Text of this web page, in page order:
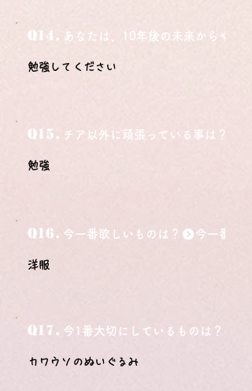
Q14. あなたは、10年後の未来からやっ
勉強してください
Q15. チア以外に頑張っている事は？
勉強
Q16. 今一番欲しいものは？
洋服
Q17. 今1番大切にしているものは？
カワウソのぬいぐるみ